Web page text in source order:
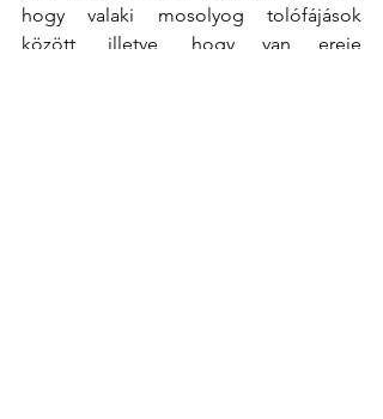
hogy valaki mosolyog tolófájások
között, illetve, hogy van ereje